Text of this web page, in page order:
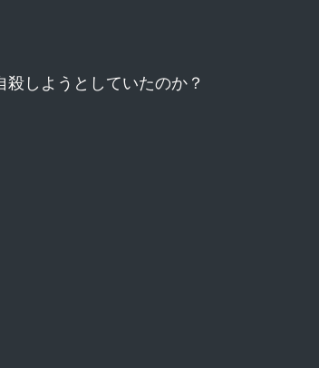
しようとしていたのか？